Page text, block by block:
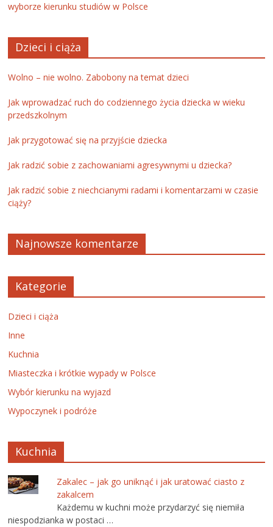
wyborze kierunku studiów w Polsce
Dzieci i ciąża
Wolno – nie wolno. Zabobony na temat dzieci
Jak wprowadzać ruch do codziennego życia dziecka w wieku
przedszkolnym
Jak przygotować się na przyjście dziecka
Jak radzić sobie z zachowaniami agresywnymi u dziecka?
Jak radzić sobie z niechcianymi radami i komentarzami w czasie
ciąży?
Najnowsze komentarze
Kategorie
Dzieci i ciąża
Inne
Kuchnia
Miasteczka i krótkie wypady w Polsce
Wybór kierunku na wyjazd
Wypoczynek i podróże
Kuchnia
Zakalec – jak go uniknąć i jak uratować ciasto z
zakalcem
Każdemu w kuchni może przydarzyć się niemiła
niespodzianka w postaci …